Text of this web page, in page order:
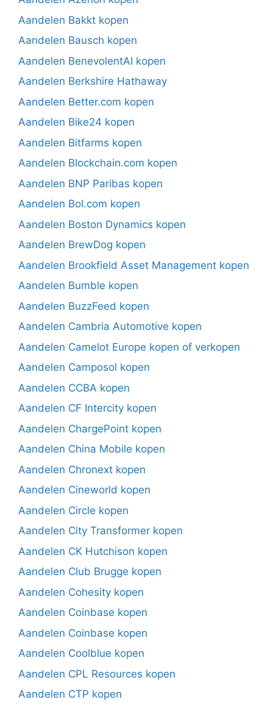
Aandelen Bakkt kopen
Aandelen Bausch kopen
Aandelen BenevolentAI kopen
Aandelen Berkshire Hathaway
Aandelen Better.com kopen
Aandelen Bike24 kopen
Aandelen Bitfarms kopen
Aandelen Blockchain.com kopen
Aandelen BNP Paribas kopen
Aandelen Bol.com kopen
Aandelen Boston Dynamics kopen
Aandelen BrewDog kopen
Aandelen Brookfield Asset Management kopen
Aandelen Bumble kopen
Aandelen BuzzFeed kopen
Aandelen Cambria Automotive kopen
Aandelen Camelot Europe kopen of verkopen
Aandelen Camposol kopen
Aandelen CCBA kopen
Aandelen CF Intercity kopen
Aandelen ChargePoint kopen
Aandelen China Mobile kopen
Aandelen Chronext kopen
Aandelen Cineworld kopen
Aandelen Circle kopen
Aandelen City Transformer kopen
Aandelen CK Hutchison kopen
Aandelen Club Brugge kopen
Aandelen Cohesity kopen
Aandelen Coinbase kopen
Aandelen Coinbase kopen
Aandelen Coolblue kopen
Aandelen CPL Resources kopen
Aandelen CTP kopen